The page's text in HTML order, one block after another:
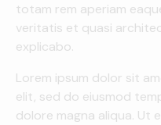
totam rem aperiam
veritatis et quasi
explicabo.
Lorem ipsum dolor sit
elit, sed do eiusmod
dolore magna aliqua. Ut